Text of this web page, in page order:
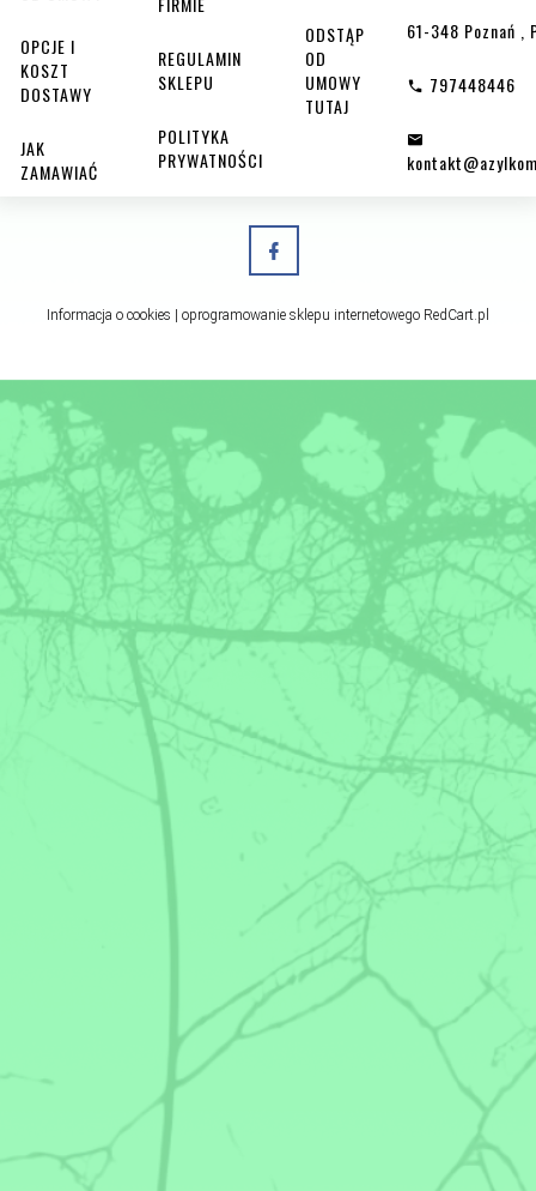
OPCJE I
KOSZT
DOSTAWY
JAK
ZAMAWIAĆ
REGULAMIN
SKLEPU
POLITYKA
PRYWATNOŚCI
ODSTĄP
OD
UMOWY
TUTAJ
61-348 Poznań ,
797448446
Informacja o cookies oprogramowanie sklepu internetowego RedCart.pl